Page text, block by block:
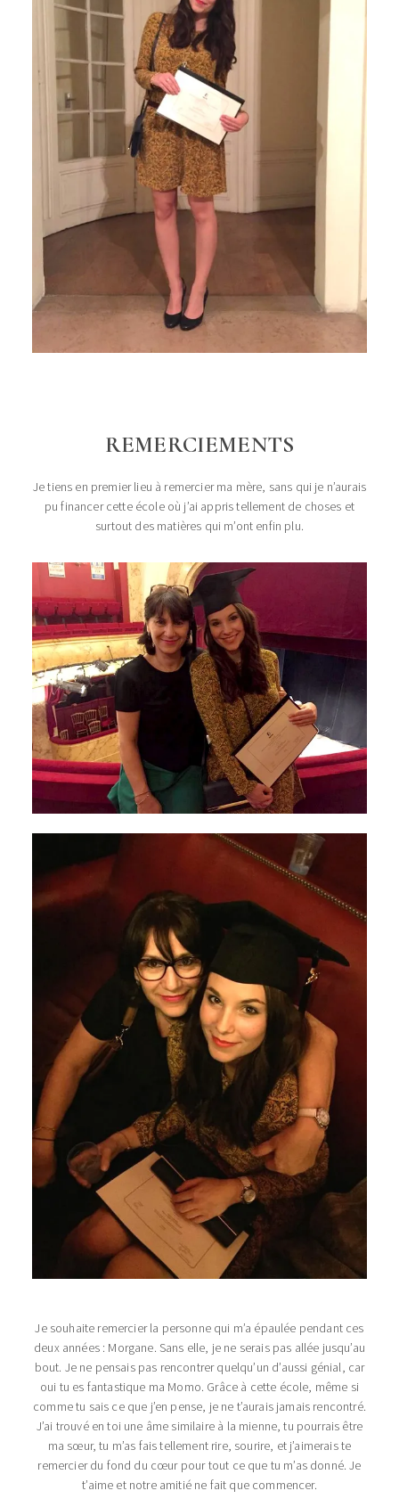
REMERCIEMENTS
Je tiens en premier lieu à remercier ma mère, sans qui je n’aurais
pu financer cette école où j’ai appris tellement de choses et
surtout des matières qui m’ont enfin plu.
Je souhaite remercier la personne qui m’a épaulée pendant ces
deux années : Morgane. Sans elle, je ne serais pas allée jusqu’au
bout. Je ne pensais pas rencontrer quelqu’un d’aussi génial, car
oui tu es fantastique ma Momo. Grâce à cette école, même si
comme tu sais ce que j’en pense, je ne t’aurais jamais rencontré.
J’ai trouvé en toi une âme similaire à la mienne, tu pourrais être
ma sœur, tu m’as fais tellement rire, sourire, et j’aimerais te
remercier du fond du cœur pour tout ce que tu m’as donné. Je
t’aime et notre amitié ne fait que commencer.